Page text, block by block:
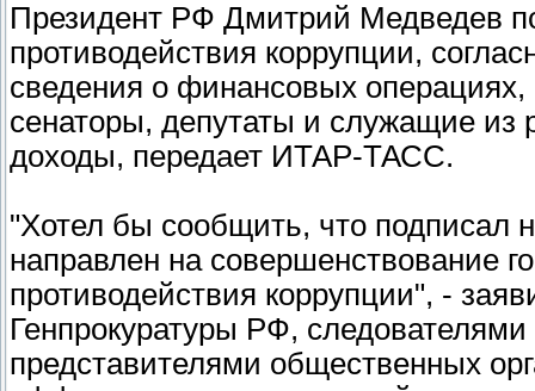
Президент РФ Дмитрий Медведев
противодействия коррупции,
сведения о финансовых
сенаторы, депутаты и служащие из
доходы, передает ИТАР-ТАСС.
"Хотел бы сообщить, что подписал
направлен на совершенствование
противодействия коррупции", -
Генпрокуратуры РФ,
представителями общественных